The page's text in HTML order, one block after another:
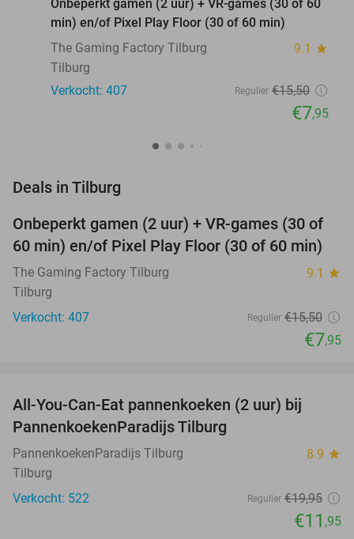
Onbeperkt gamen (2 uur) + VR-games (30 of 60
min) en/of Pixel Play Floor (30 of 60 min)
The Gaming Factory Tilburg
9.1 star
Tilburg
Verkocht: 407
Regulier €15,50
€7,95
Deals in Tilburg
49%
Onbeperkt gamen (2 uur) + VR-games (30 of
60 min) en/of Pixel Play Floor (30 of 60 min)
The Gaming Factory Tilburg 9.1 star
Tilburg
Verkocht: 407
Regulier €15,50
€7,95
All-You-Can-Eat pannenkoeken (2 uur) bij
PannenkoekenParadijs Tilburg
PannenkoekenParadijs Tilburg 8.9 star
Tilburg
Verkocht: 522
Regulier €19,95
€11 ,95